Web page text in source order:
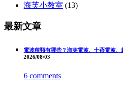
海芙小教室 (13)
最新文章
電波種類有哪些？海芙電波、十蓓電波
2026/08/03
6 comments